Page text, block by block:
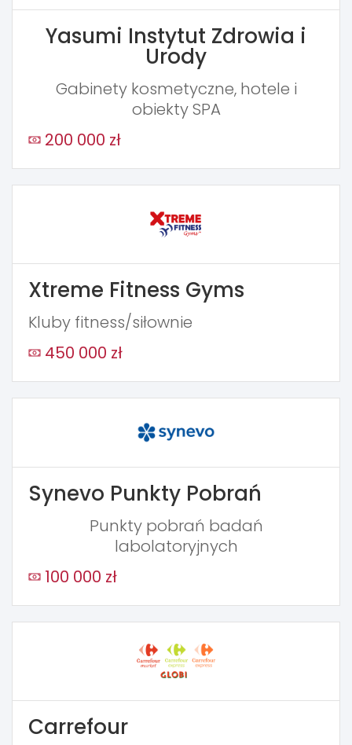
Yasumi Instytut Zdrowia i
Urody
Gabinety kosmetyczne, hotele i
obiekty SPA
200 000 zł
Xtreme Fitness Gyms
Kluby fitness/siłownie
450 000 zł
Synevo Punkty Pobrań
Punkty pobrań badań
labolatoryjnych
100 000 zł
Carrefour